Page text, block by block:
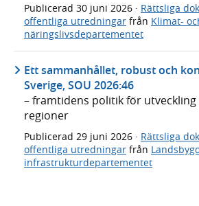
Publicerad 30 juni 2026 · Rättsliga
offentliga utredningar från Klimat-
näringslivsdepartementet
Ett sammanhållet, robust och
Sverige, SOU 2026:46
– framtidens politik för
regioner
Publicerad 29 juni 2026 · Rättsliga
offentliga utredningar från
infrastrukturdepartementet